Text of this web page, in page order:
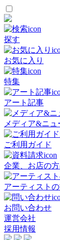
探す
お気に入り
特集
アート記事
メディア&ニュ
ご利用ガイド
企業、お店の
アーティスト
お問い合わせ
運営会社
採用情報